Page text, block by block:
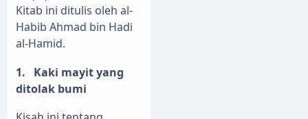
Kitab ini ditulis oleh al-
Habib Ahmad bin Hadi
al-Hamid.
1.
Kaki mayit yang
ditolak bumi